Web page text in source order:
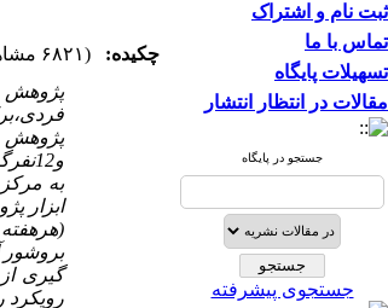
ثبت نام و اشتراک
تماس با ما
تسهیلات پایگاه
مقالات در انتظار انتشار
جستجو در پایگاه
جستجوی پیشرفته
چکیده:
(۶۸۲۱ مشاهده)
پژوهش
به
گیری